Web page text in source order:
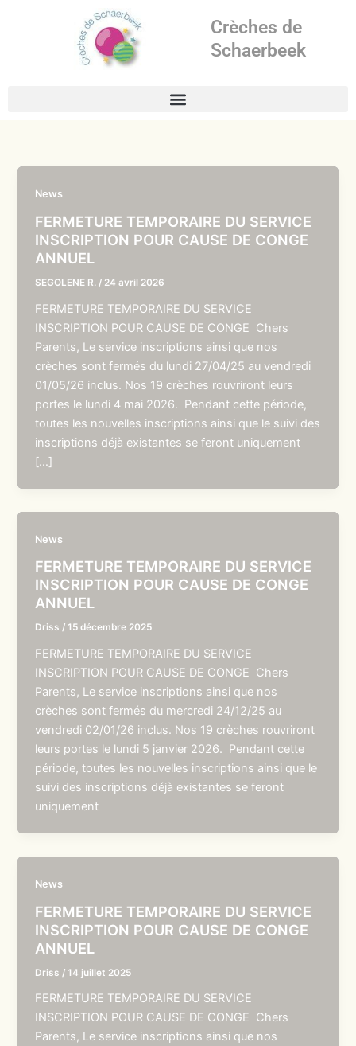
Crèches de
Schaerbeek
News
FERMETURE TEMPORAIRE DU SERVICE
INSCRIPTION POUR CAUSE DE CONGE
ANNUEL
SEGOLENE R. / 24 avril 2026
FERMETURE TEMPORAIRE DU SERVICE
INSCRIPTION POUR CAUSE DE CONGE Chers
Parents, Le service inscriptions ainsi que nos
crèches sont fermés du lundi 27/04/25 au vendredi
01/05/26 inclus. Nos 19 crèches rouvriront leurs
portes le lundi 4 mai 2026. Pendant cette période,
toutes les nouvelles inscriptions ainsi que le suivi des
inscriptions déjà existantes se feront uniquement
[…]
News
FERMETURE TEMPORAIRE DU SERVICE
INSCRIPTION POUR CAUSE DE CONGE
ANNUEL
Driss /15 décembre 2025
FERMETURE TEMPORAIRE DU SERVICE
INSCRIPTION POUR CAUSE DE CONGE Chers
Parents, Le service inscriptions ainsi que nos
crèches sont fermés du mercredi 24/12/25 au
vendredi 02/01/26 inclus. Nos 19 crèches rouvriront
leurs portes le lundi 5 janvier 2026. Pendant cette
période, toutes les nouvelles inscriptions ainsi que le
suivi des inscriptions déjà existantes se feront
uniquement
News
FERMETURE TEMPORAIRE DU SERVICE
INSCRIPTION POUR CAUSE DE CONGE
ANNUEL
Driss /14 juillet 2025
FERMETURE TEMPORAIRE DU SERVICE
INSCRIPTION POUR CAUSE DE CONGE Chers
Parents, Le service inscriptions ainsi que nos